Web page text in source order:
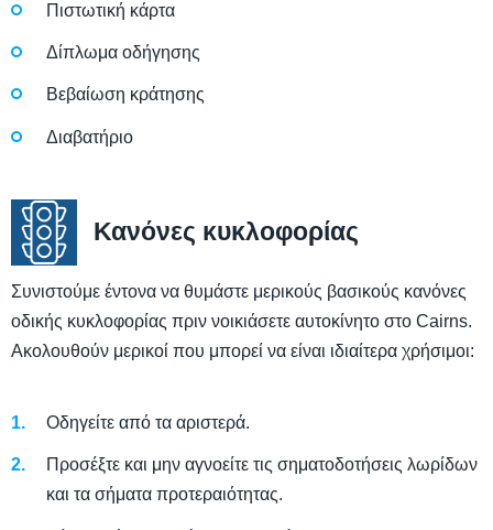
Πιστωτική κάρτα
Δίπλωμα οδήγησης
Βεβαίωση κράτησης
Διαβατήριο
Κανόνες κυκλοφορίας
Συνιστούμε έντονα να θυμάστε μερικούς βασικούς κανόνες
οδικής κυκλοφορίας πριν νοικιάσετε αυτοκίνητο στο Cairns.
Ακολουθούν μερικοί που μπορεί να είναι ιδιαίτερα χρήσιμοι:
Οδηγείτε από τα αριστερά.
Προσέξτε και μην αγνοείτε τις σηματοδοτήσεις λωρίδων
και τα σήματα προτεραιότητας.